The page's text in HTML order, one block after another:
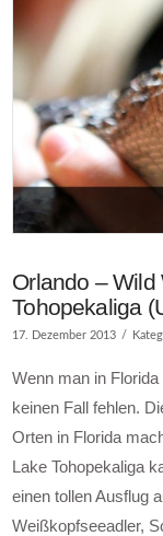
Orlando – Wild
Tohopekaliga
17. Dezember 2013
Wenn man in
keinen Fall fehlen.
Orten in Florida
Lake Tohopekaliga
einen tollen Ausflug
Weißkopfseeadler,